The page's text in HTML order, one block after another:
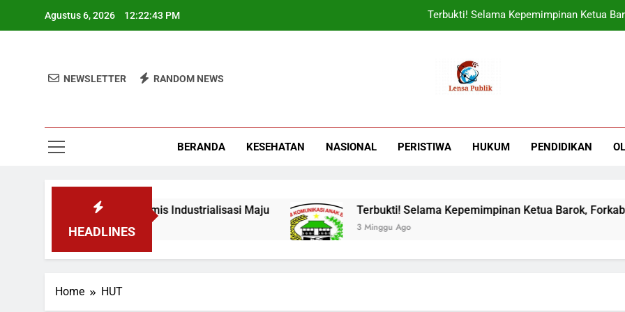
Agustus 6, 2026 12:22:43 PM Terbukti! Selama Kepemimpinan Ketua
PT Tirta Asasta Depok Kembali Raih Anugrah
NEWSLETTER RANDOM NEWS
BERANDA KESEHATAN NASIONAL PERISTIWA HUKUM PENDIDIKAN
HEADLINES
KKN, Wamen: Optimis Industrialisasi Maju Terbukti! Selama Kepemimpinan Ketua Barok, Forkabi
3 Minggu Ago
Home HUT